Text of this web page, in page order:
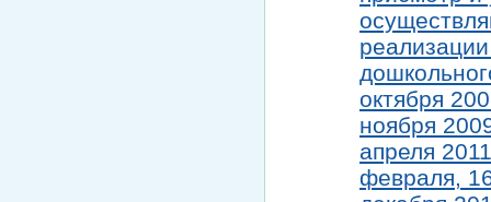
октября
ноября
апреля
февраля,